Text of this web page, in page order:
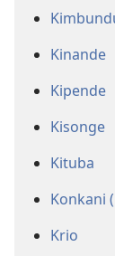
Kinande
Kipende
Kisonge
Kituba
Konkani
Krio